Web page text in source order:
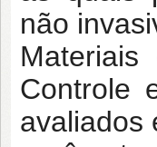
não
Controle
avaliados